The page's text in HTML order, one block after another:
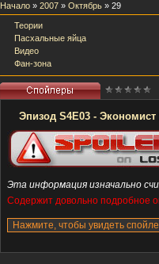
Начало» 2007 » Октябрь » 29
Теории
Пасхальные яйца
Видео
Фан-зона
Эпизод S4E03 -
Эта информация изначально
Содержит довольно подробное